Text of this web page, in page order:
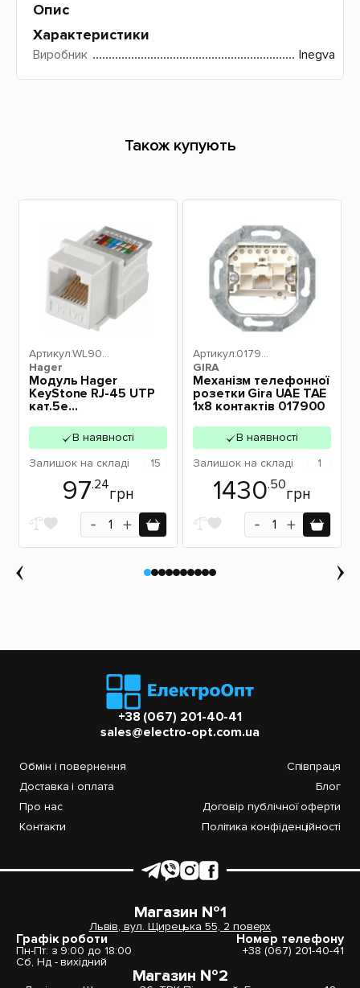
Опис
Характеристики
Виробник Inegva
Також купують
Hager
Артикул:WL900
Модуль Hager
KeyStone RJ-45 UTP
кат.5е
SLIM WL9002
В наявності
Залишок на складі 15
97.24
грн
GIRA
Артикул:01790
Механізм телефонної
розетки Gira UAE TAE
1x8 контактів 017900
В наявності
Залишок на складі 1
1430.50
грн
+38 (067) 201-40-41
sales@electro-opt.com.ua
Обмін і повернення
Доставка і оплата
Про нас
Контакти
Співпраця
Блог
Договір публічної оферти
Політика конфіденційності
Магазин №1
Львів, вул. Щирецька 55, 2 поверх
Графік роботи
Пн-Пт: з 9:00 до 18:00
Сб, Нд - вихідний
Номер телефону
+38 (067) 201-40-41
Магазин №2